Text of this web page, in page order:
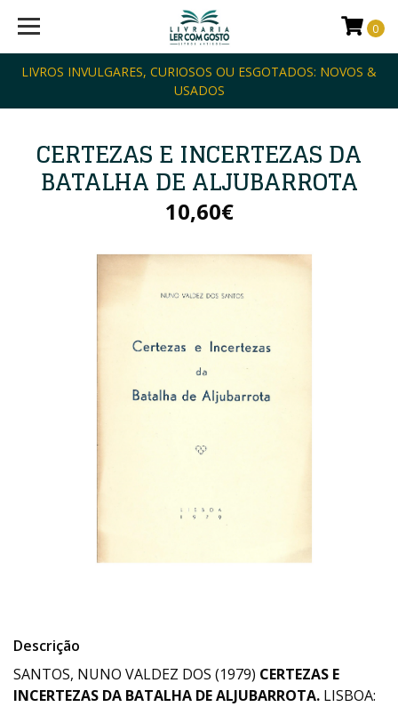
LIVROS INVULGARES, CURIOSOS OU ESGOTADOS: NOVOS &
USADOS
0
CERTEZAS E INCERTEZAS DA
BATALHA DE ALJUBARROTA
10,60€
Descrição
SANTOS, NUNO VALDEZ DOS (1979) CERTEZAS E
INCERTEZAS DA BATALHA DE ALJUBARROTA. LISBOA: